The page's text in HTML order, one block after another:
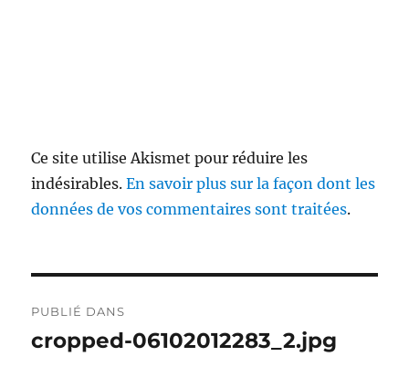
Ce site utilise Akismet pour réduire les
indésirables.En savoir plus sur la façon dont les
données de vos commentaires sont traitées.
de
PUBLIÉ DANS
cropped-06102012283_2.jpg